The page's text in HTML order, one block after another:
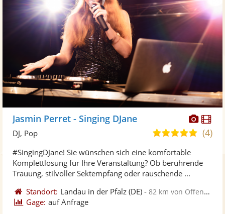
Jasmin Perret - Singing DJane
5,0
5
(4)
DJ, Pop
#SingingDJane! Sie wünschen sich eine komfortable
Komplettlösung für Ihre Veranstaltung? Ob berührende
Trauung, stilvoller Sektempfang oder rauschende ...
Standort: Landau in der Pfalz (DE) -82 km von Offenburg
Gage: auf Anfrage